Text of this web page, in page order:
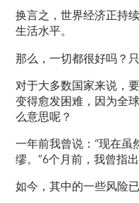
换言之，世界经济正持
生活水平。
那么，一切都很好吗？
对于大多数国家来说，
变得愈发困难，因为全
么意思呢？
一年前我曾说：“现在
缪。”6个月前，我曾指
如今，其中的一些风险